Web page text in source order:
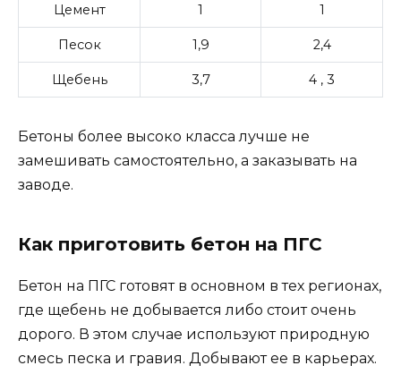
Цемент 1 1
Песок 1,9 2,4
Щебень 3,7 4 , 3
Бетоны более высоко класса лучше не
замешивать самостоятельно, а заказывать на
заводе.
Как приготовить бетон на ПГС
Бетон на ПГС готовят в основном в тех регионах,
где щебень не добывается либо стоит очень
дорого. В этом случае используют природную
смесь песка и гравия. Добывают ее в карьерах.